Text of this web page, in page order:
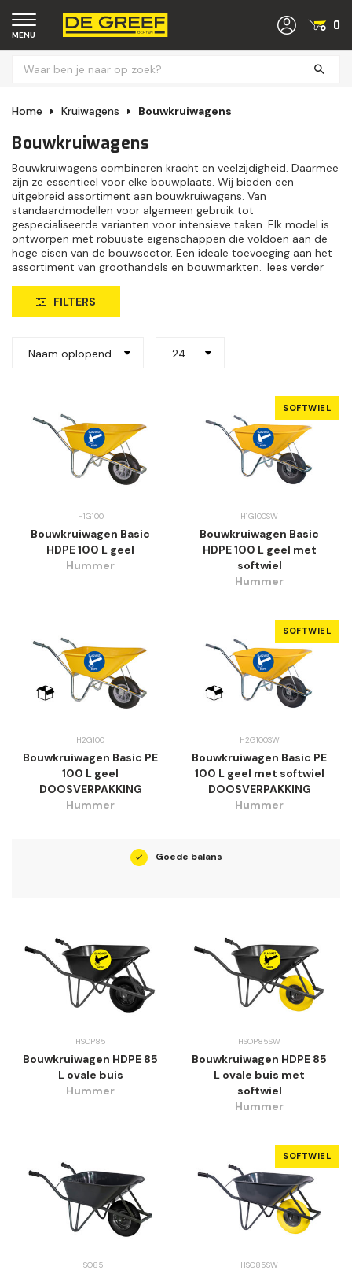
MENU
0
Home Kruiwagens Bouwkruiwagens
Bouwkruiwagens
Bouwkruiwagens combineren kracht en veelzijdigheid. Daarmee
zijn ze essentieel voor elke bouwplaats. Wij bieden een
uitgebreid assortiment aan bouwkruiwagens. Van
standaardmodellen voor algemeen gebruik tot
gespecialiseerde varianten voor intensieve taken. Elk model is
ontworpen met robuuste eigenschappen die voldoen aan de
hoge eisen van de bouwsector. Een ideale toevoeging aan het
assortiment van groothandels en bouwmarkten. lees verder
FILTERS
Naam oplopend 24
H1G100
Bouwkruiwagen Basic
HDPE 100 L geel
Hummer
SOFTWIEL
H1G100SW
Bouwkruiwagen Basic
HDPE 100 L geel met
softwiel
Hummer
H2G100
Bouwkruiwagen Basic PE
100 L geel
DOOSVERPAKKING
Hummer
SOFTWIEL
H2G100SW
Bouwkruiwagen Basic PE
100 L geel met softwiel
DOOSVERPAKKING
Hummer
HSOP85
Bouwkruiwagen HDPE 85
L ovale buis
Hummer
HSOP85SW
Bouwkruiwagen HDPE 85
L ovale buis met
softwiel
Hummer
HSO85
SOFTWIEL
HSO85SW
Goede balans